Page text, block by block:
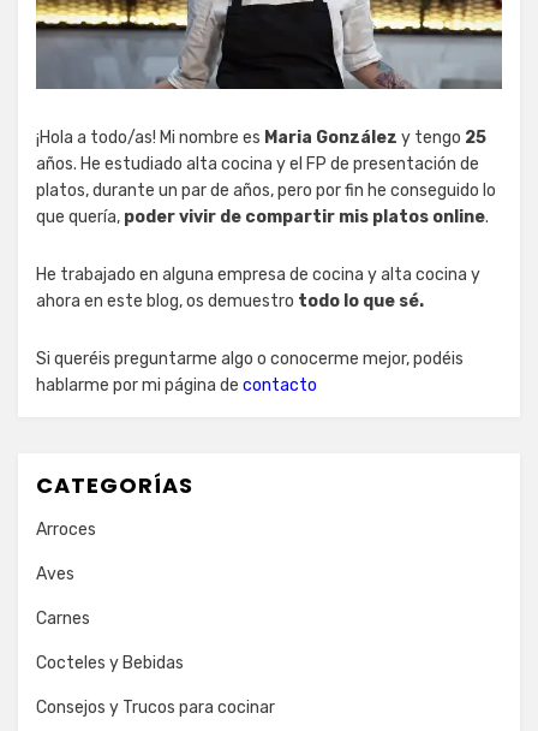
¡Hola a todo/as! Mi nombre es Maria González y tengo 25
años. He estudiado alta cocina y el FP de presentación de
platos, durante un par de años, pero por fin he conseguido lo
que quería, poder vivir de compartir mis platos online.
He trabajado en alguna empresa de cocina y alta cocina y
ahora en este blog, os demuestro todo lo que sé.
Si queréis preguntarme algo o conocerme mejor, podéis
hablarme por mi página de contacto
CATEGORÍAS
Arroces
Aves
Carnes
Cocteles y Bebidas
Consejos y Trucos para cocinar